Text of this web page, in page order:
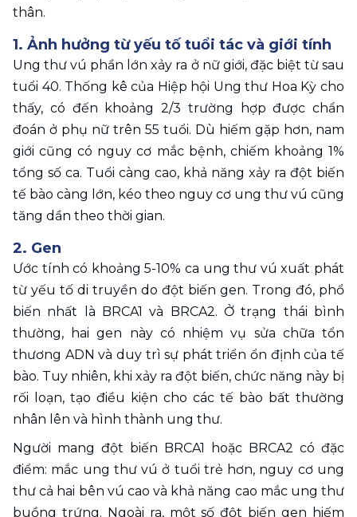
thân.
1. Ảnh hưởng từ yếu tố tuổi tác và giới tính
Ung thư vú phần lớn xảy ra ở nữ giới, đặc biệt từ sau
tuổi 40. Thống kê của Hiệp hội Ung thư Hoa Kỳ cho
thấy, có đến khoảng 2/3 trường hợp được chẩn
đoán ở phụ nữ trên 55 tuổi. Dù hiếm gặp hơn, nam
giới cũng có nguy cơ mắc bệnh, chiếm khoảng 1%
tổng số ca. Tuổi càng cao, khả năng xảy ra đột biến
tế bào càng lớn, kéo theo nguy cơ ung thư vú cũng
tăng dần theo thời gian.
2. Gen
Ước tính có khoảng 5-10% ca ung thư vú xuất phát
từ yếu tố di truyền do đột biến gen. Trong đó, phổ
biến nhất là BRCA1 và BRCA2. Ở trạng thái bình
thường, hai gen này có nhiệm vụ sửa chữa tổn
thương ADN và duy trì sự phát triển ổn định của tế
bào. Tuy nhiên, khi xảy ra đột biến, chức năng này bị
rối loạn, tạo điều kiện cho các tế bào bất thường
nhân lên và hình thành ung thư.
Người mang đột biến BRCA1 hoặc BRCA2 có đặc
điểm: mắc ung thư vú ở tuổi trẻ hơn, nguy cơ ung
thư cả hai bên vú cao và khả năng cao mắc ung thư
buồng trứng. Ngoài ra, một số đột biến gen hiếm